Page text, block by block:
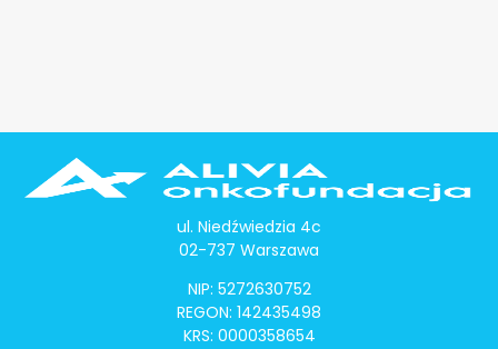
ul. Niedźwiedzia 4c
02-737 Warszawa
NIP: 5272630752
REGON: 142435498
KRS: 0000358654